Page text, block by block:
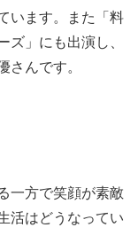
います。また「料
ズ」にも出演し、
優さんです。
一方で笑顔が素敵
活はどうなってい
よね。